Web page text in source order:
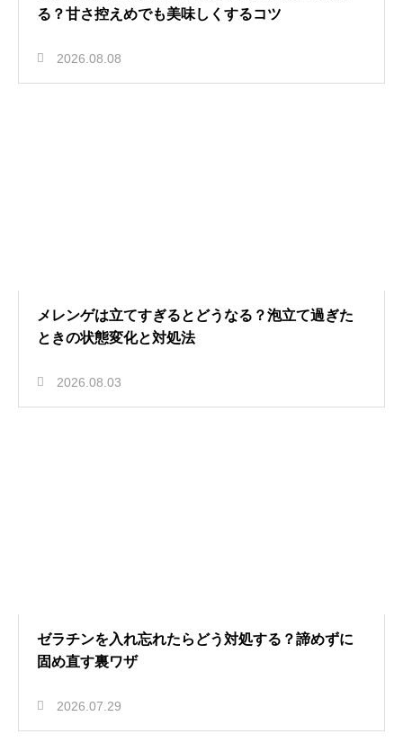
る？甘さ控えめでも美味しくするコツ
2026.08.08
メレンゲは立てすぎるとどうなる？泡立て過ぎた
ときの状態変化と対処法
2026.08.03
ゼラチンを入れ忘れたらどう対処する？諦めずに
固め直す裏ワザ
2026.07.29